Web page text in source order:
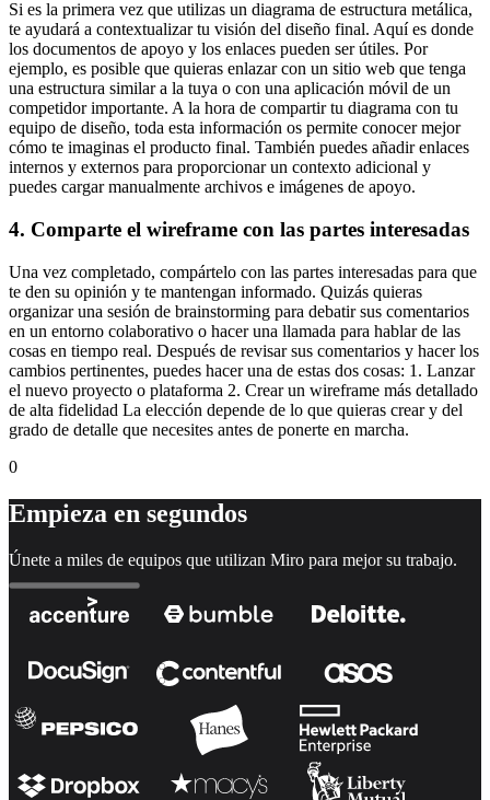
Si es la primera vez que utilizas un diagrama de estructura metálica,
te ayudará a contextualizar tu visión del diseño final. Aquí es donde
los documentos de apoyo y los enlaces pueden ser útiles. Por
ejemplo, es posible que quieras enlazar con un sitio web que tenga
una estructura similar a la tuya o con una aplicación móvil de un
competidor importante. A la hora de compartir tu diagrama con tu
equipo de diseño, toda esta información os permite conocer mejor
cómo te imaginas el producto final. También puedes añadir enlaces
internos y externos para proporcionar un contexto adicional y
puedes cargar manualmente archivos e imágenes de apoyo.
4. Comparte el wireframe con las partes interesadas
Una vez completado, compártelo con las partes interesadas para que
te den su opinión y te mantengan informado. Quizás quieras
organizar una sesión de brainstorming para debatir sus comentarios
en un entorno colaborativo o hacer una llamada para hablar de las
cosas en tiempo real. Después de revisar sus comentarios y hacer los
cambios pertinentes, puedes hacer una de estas dos cosas: 1. Lanzar
el nuevo proyecto o plataforma 2. Crear un wireframe más detallado
de alta fidelidad La elección depende de lo que quieras crear y del
grado de detalle que necesites antes de ponerte en marcha.
0
Empieza en segundos
Únete a miles de equipos que utilizan Miro para mejor su trabajo.